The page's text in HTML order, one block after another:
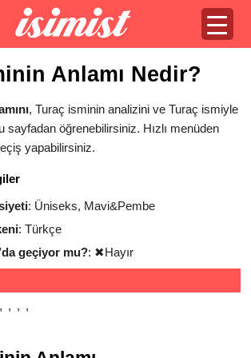
Anlamı Nedir?
, Turaç isminin analizini ve Turaç ismiyle
sayfadan öğrenebilirsiniz. Hızlı menüden
yapabilirsiniz.
: Üniseks, Mavi&Pembe
: Türkçe
geçiyor mu?: ✖Hayır